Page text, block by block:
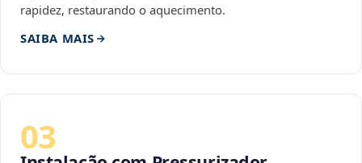
rapidez, restaurando o aquecimento.
SAIBA MAIS
03